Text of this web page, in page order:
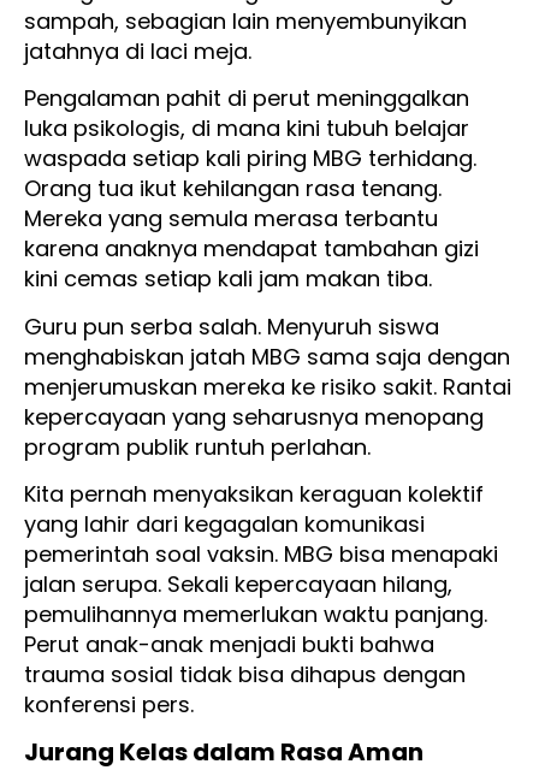
sampah, sebagian lain menyembunyikan
jatahnya di laci meja.
Pengalaman pahit di perut meninggalkan
luka psikologis, di mana kini tubuh belajar
waspada setiap kali piring MBG terhidang.
Orang tua ikut kehilangan rasa tenang.
Mereka yang semula merasa terbantu
karena anaknya mendapat tambahan gizi
kini cemas setiap kali jam makan tiba.
Guru pun serba salah. Menyuruh siswa
menghabiskan jatah MBG sama saja dengan
menjerumuskan mereka ke risiko sakit. Rantai
kepercayaan yang seharusnya menopang
program publik runtuh perlahan.
Kita pernah menyaksikan keraguan kolektif
yang lahir dari kegagalan komunikasi
pemerintah soal vaksin. MBG bisa menapaki
jalan serupa. Sekali kepercayaan hilang,
pemulihannya memerlukan waktu panjang.
Perut anak-anak menjadi bukti bahwa
trauma sosial tidak bisa dihapus dengan
konferensi pers.
Jurang Kelas dalam Rasa Aman